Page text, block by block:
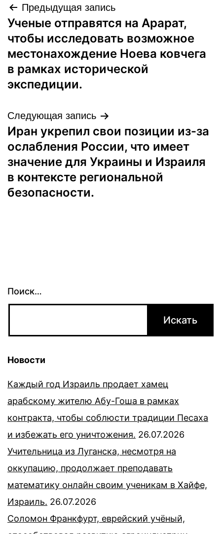
Навигация
по
записям
Предыдущая запись
Ученые отправятся на Арарат,
чтобы исследовать возможное
местонахождение Ноева ковчега
в рамках исторической
экспедиции.
Следующая запись
Иран укрепил свои позиции из-за
ослабления России, что имеет
значение для Украины и Израиля
в контексте региональной
безопасности.
Поиск…
Новости
Каждый год Израиль продает хамец
арабскому жителю Абу-Гоша в рамках
контракта, чтобы соблюсти традиции Песаха
и избежать его уничтожения. 26.07.2026
Учительница из Луганска, несмотря на
оккупацию, продолжает преподавать
математику онлайн своим ученикам в Хайфе,
Израиль. 26.07.2026
Соломон Франкфурт, еврейский учёный,